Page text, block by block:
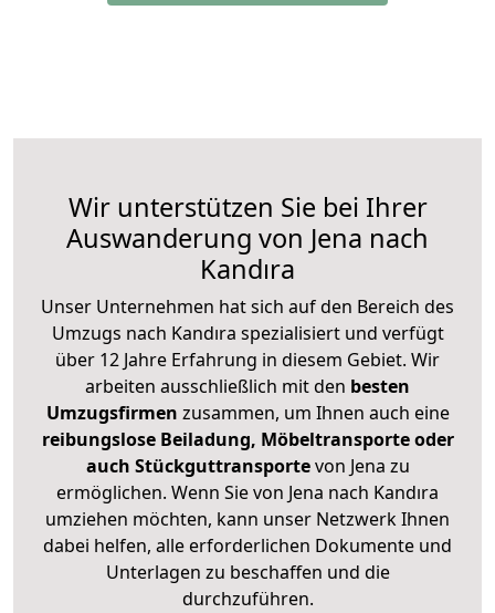
Wir unterstützen Sie bei Ihrer
Auswanderung von Jena nach
Kandıra
Unser Unternehmen hat sich auf den Bereich des
Umzugs nach Kandıra spezialisiert und verfügt
über 12 Jahre Erfahrung in diesem Gebiet. Wir
arbeiten ausschließlich mit den besten
Umzugsfirmen zusammen, um Ihnen auch eine
reibungslose Beiladung, Möbeltransporte oder
auch Stückguttransportevon Jena zu
ermöglichen. Wenn Sie von Jena nach Kandıra
umziehen möchten, kann unser Netzwerk Ihnen
dabei helfen, alle erforderlichen Dokumente und
Unterlagen zu beschaffen und die
durchzuführen.